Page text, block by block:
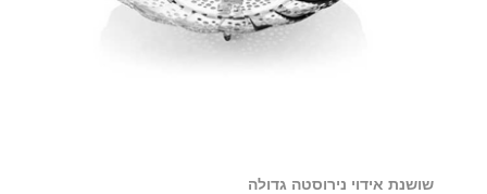
שושנת אידוי נירוסטה גדולה